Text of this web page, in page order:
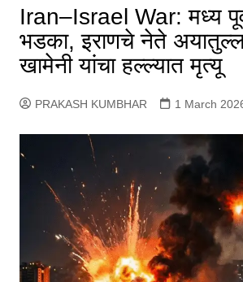
Iran–Israel War: मध्य
भडका, इराणचे नेते
खामेनी यांचा हल्ल्यात मृत्यू
PRAKASH KUMBHAR 1 March